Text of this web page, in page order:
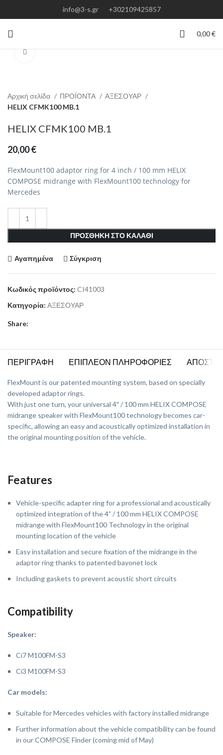
info@3-s.gr +302109425857
0,00€
Αρχική σελίδα ΠΡΟΪΟΝΤΑ
ΑΞΕΣΟΥΑΡ
HELIX CFMK100 MB.1
HELIX CFMK100 MB.1
20,00€
FlexMount100 adaptor ring for 4 inch / 100 mm HELIX
COMPOSE midrange with FlexMount100 technology for
Mercedes
ΠΡΟΣΘΗΚΗ ΣΤΟ ΚΑΛΑΘΙ
Αγαπημένα Σύγκριση
Κωδικός προϊόντος: CI41003
Κατηγορία: ΑΞΕΣΟΥΑΡ
Share:
ΠΕΡΙΓΡΑΦΗ ΕΠΙΠΛΕΟΝ ΠΛΗΡΟΦΟΡΙΕΣ
FlexMount is our patented mounting system, based on specially
developed adaptor rings.
With just one turn, your universal 4″ / 100 mm HELIX COMPOSE
midrange speaker with FlexMount100 technology becomes car-
specific, allowing an easy and acoustically optimized installation in
the original mounting position of the vehicle.
Features
Vehicle-specific adapter ring for a professional and acoustically
optimized integration of the 4” / 100 mm HELIX COMPOSE
midrange with FlexMount100 Technology in the original
mounting location of the vehicle
Easy installation and secure fixation of the midrange in the
adaptor ring thanks to patented bayonet lock
Including gaskets to prevent acoustic short circuits
Compatibility
Speaker:
Ci7 M100FM-S3
Ci3 M100FM-S3
Car models:
Suitable for Mercedes vehicles with factory installed midrange
Further information about the vehicle compatibility can be found
in our COMPOSE Finder (coming mid of May)